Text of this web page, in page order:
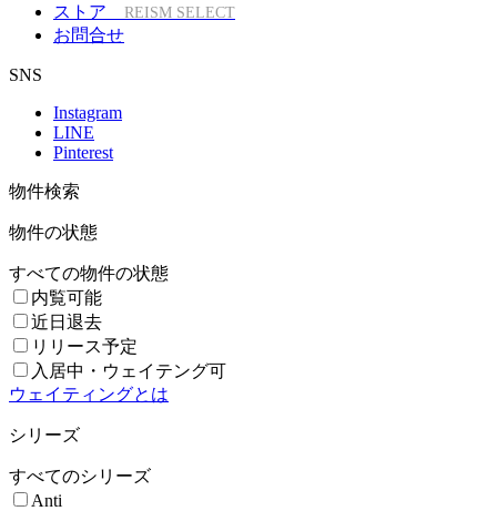
ストア REISM SELECT
お問合せ
SNS
Instagram
LINE
Pinterest
物件検索
物件の状態
すべての物件の状態
内覧可能
近日退去
リリース予定
入居中・ウェイテング可
ウェイティングとは
シリーズ
すべてのシリーズ
Anti